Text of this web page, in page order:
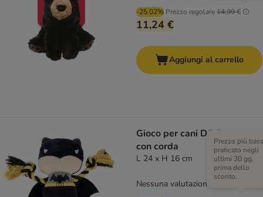
-25.02% Prezzo regolare14,99 €
11,24 €
Aggiungi al carrello
Gioco per cani DC Batman
con corda
L 24 x H 16 cm
Prezzo più
praticato negli
ultimi 30 gg,
prima dello
sconto.
Nessuna valutazione